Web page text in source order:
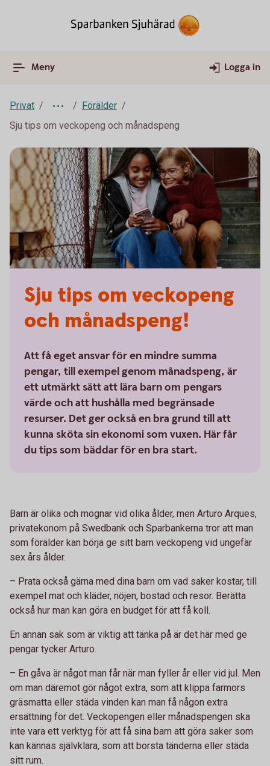
Meny Logga in
Privat
Förälder
Sju tips om veckopeng och månadspeng
Sju tips om veckopeng
och månadspeng!
Att få eget ansvar för en mindre summa
pengar, till exempel genom månadspeng, är
ett utmärkt sätt att lära barn om pengars
värde och att hushålla med begränsade
resurser. Det ger också en bra grund till att
kunna sköta sin ekonomi som vuxen. Här får
du tips som bäddar för en bra start.
Barn är olika och mognar vid olika ålder, men Arturo Arques,
privatekonom på Swedbank och Sparbankerna tror att man
som förälder kan börja ge sitt barn veckopeng vid ungefär
sex års ålder.
– Prata också gärna med dina barn om vad saker kostar, till
exempel mat och kläder, nöjen, bostad och resor. Berätta
också hur man kan göra en budget för att få koll.
En annan sak som är viktig att tänka på är det här med ge
pengar tycker Arturo.
– En gåva är något man får när man fyller år eller vid jul. Men
om man däremot gör något extra, som att klippa farmors
gräsmatta eller städa vinden kan man få någon extra
ersättning för det. Veckopengen eller månadspengen ska
inte vara ett verktyg för att få sina barn att göra saker som
kan kännas självklara, som att borsta tänderna eller städa
sitt rum.